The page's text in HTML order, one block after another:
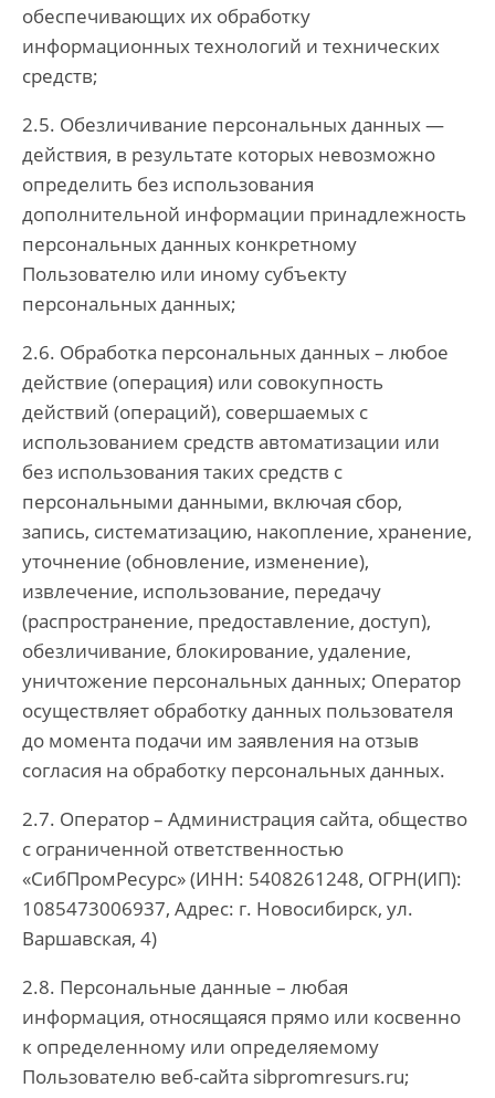
обеспечивающих их обработку
информационных технологий и технических
средств;
2.5. Обезличивание персональных данных —
действия, в результате которых невозможно
определить без использования
дополнительной информации принадлежность
персональных данных конкретному
Пользователю или иному субъекту
персональных данных;
2.6. Обработка персональных данных – любое
действие (операция) или совокупность
действий (операций), совершаемых с
использованием средств автоматизации или
без использования таких средств с
персональными данными, включая сбор,
запись, систематизацию, накопление, хранение,
уточнение (обновление, изменение),
извлечение, использование, передачу
(распространение, предоставление, доступ),
обезличивание, блокирование, удаление,
уничтожение персональных данных; Оператор
осуществляет обработку данных пользователя
до момента подачи им заявления на отзыв
согласия на обработку персональных данных.
2.7. Оператор – Администрация сайта, общество
с ограниченной ответственностью
«СибПромРесурс» (ИНН: 5408261248, ОГРН(ИП):
1085473006937, Адрес: г. Новосибирск, ул.
Варшавская, 4)
2.8. Персональные данные – любая
информация, относящаяся прямо или косвенно
к определенному или определяемому
Пользователю веб-сайта sibpromresurs.ru;